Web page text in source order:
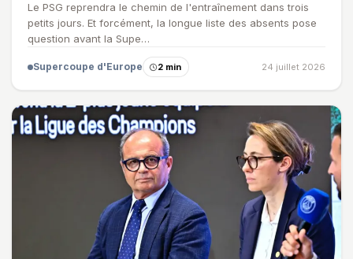
Le PSG reprendra le chemin de l'entraînement dans trois
petits jours. Et forcément, la longue liste des absents pose
question avant la Supe…
Supercoupe d'Europe 2 min 24 juillet 2026